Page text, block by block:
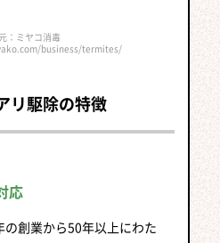
：ミヤコ消毒
business/termites/
リ駆除の特徴
応
創業から50年以上にわた